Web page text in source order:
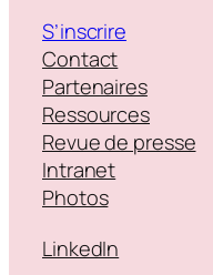
S’inscrire
Contact
Partenaires
Ressources
Revue de presse
Intranet
Photos
LinkedIn